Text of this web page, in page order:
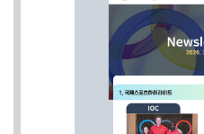
[대한체
공고]